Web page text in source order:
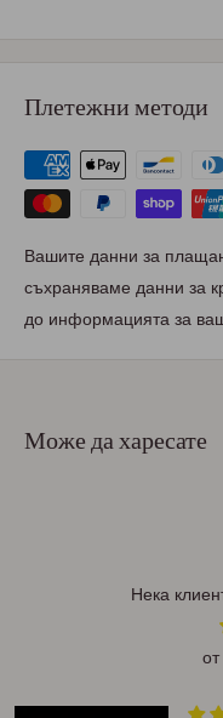
Плетежни методи
Вашите данни за
съхраняваме данни за
до информацията за
Може да харесате
Нека